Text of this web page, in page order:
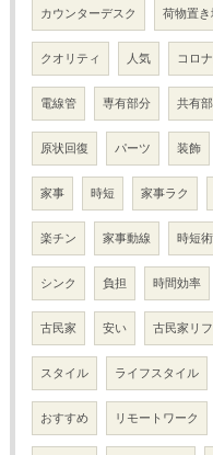
カウンターデスク 荷物置
クオリティ 人気 コロ
電線管 専有部分 共有
原状回復 パーツ 装飾
家事 時短 家事ラク
楽チン 家事動線 時短術
シンク 負担 時間効率
古民家 安い 古民家リ
スタイル ライフスタイル
おすすめ リモートワーク